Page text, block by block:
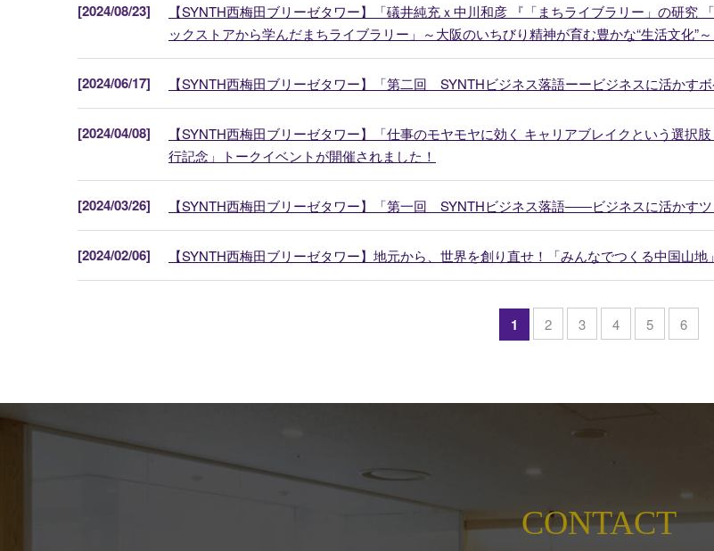
[2024/08/23]
【SYNTH西梅田ブリーゼタワー】「礒井純充ｘ中川和彦 『「まちライブラリー」の研
ックストアから学んだまちライブラリー」～大阪のいちびり精神が育む豊かな“生活文化”
[2024/06/17] 【SYNTH西梅田ブリーゼタワー】「第二回 SYNTHビジネス落語ーービジネスに活かす
[2024/04/08]
【SYNTH西梅田ブリーゼタワー】「仕事のモヤモヤに効く キャリアブレイクという選択
行記念」トークイベントが開催されました！
[2024/03/26] 【SYNTH西梅田ブリーゼタワー】「第一回 SYNTHビジネス落語――ビジネスに活かすツ
[2024/02/06] 【SYNTH西梅田ブリーゼタワー】地元から、世界を創り直せ！「みんなでつくる中国山
1 2 3 4 5 6
CONTACT